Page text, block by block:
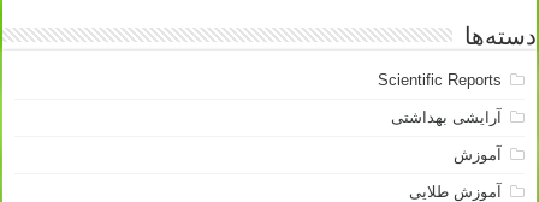
دسته‌ها
Scientific Reports
آرایشی بهداشتی
آموزش
آموزش طلایی